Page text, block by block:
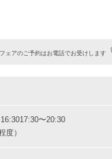
ェアのご予約はお電話でお受けします
17:30〜20:30
度）